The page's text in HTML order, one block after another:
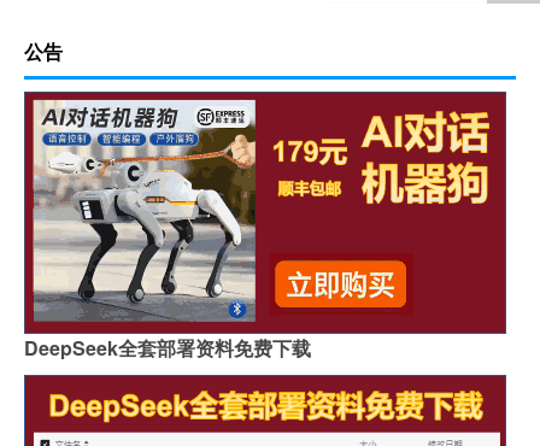
公告
DeepSeek全套部署资料免费下载